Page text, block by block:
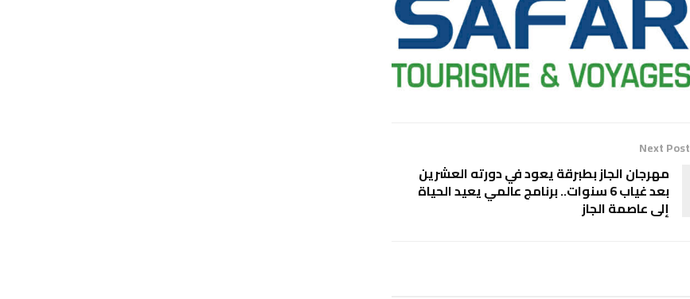
Next Post
مهرجان الجاز بطبرقة يعود في دورته العشرين
بعد غياب 6 سنوات.. برنامج عالمي يعيد الحياة
إلى عاصمة الجاز